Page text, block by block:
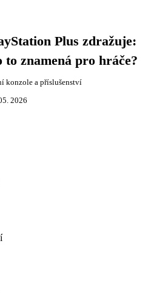
Plus zdražuje:
to znamená pro hráče?
konzole a příslušenství
2026